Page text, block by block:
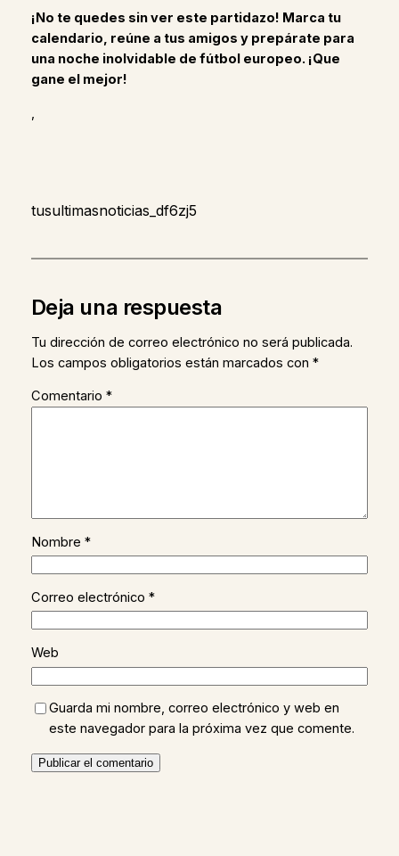
¡No te quedes sin ver este partidazo! Marca tu
calendario, reúne a tus amigos y prepárate para
una noche inolvidable de fútbol europeo. ¡Que
gane el mejor!
tusultimasnoticias_df6zj5
Deja una respuesta
Tu dirección de correo electrónico no será publicada.
Los campos obligatorios están marcados con *
Comentario *
Nombre *
Correo electrónico *
Web
Guarda mi nombre, correo electrónico y web en
este navegador para la próxima vez que comente.